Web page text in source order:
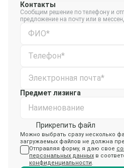
Контакты
Сообщим решение по телефону и
предложение на почту или в
ФИО*
Телефон*
Электронная почта*
Предмет лизинга
Наименование
Прикрепить файл
Можно выбрать сразу несколько
загружаемых файлов не должна
Отправляя форму, я даю свое
персональных данных в
конфиденциальности.